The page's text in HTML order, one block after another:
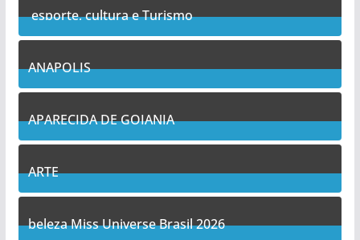
esporte, cultura e Turismo
7Posts
ANAPOLIS
11Posts
APARECIDA DE GOIANIA
14Posts
ARTE
5Posts
beleza Miss Universe Brasil 2026